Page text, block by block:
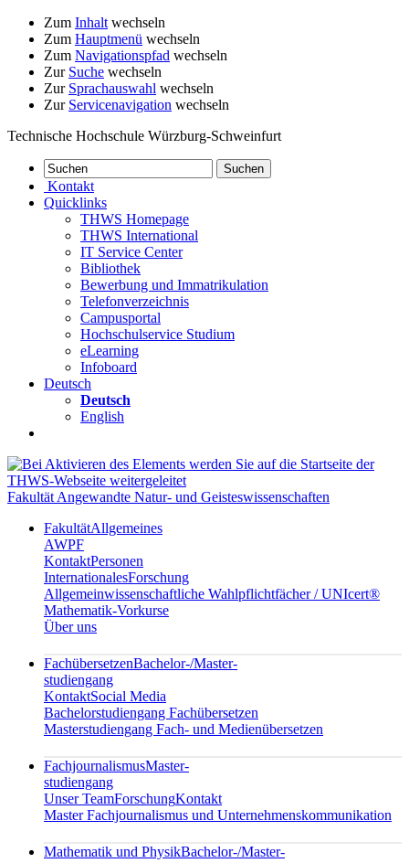
Zum Inhalt wechseln
Zum Hauptmenü wechseln
Zum Navigationspfad wechseln
Zur Suche wechseln
Zur Sprachauswahl wechseln
Zur Servicenavigation wechseln
Technische Hochschule Würzburg-Schweinfurt
Kontakt
Quicklinks
THWS Homepage
THWS International
IT Service Center
Bibliothek
Bewerbung und Immatrikulation
Telefonverzeichnis
Campusportal
Hochschulservice Studium
eLearning
Infoboard
Deutsch
Deutsch
English
Fakultät Angewandte Natur- und Geisteswissenschaften
FakultätAllgemeines
AWPF
KontaktPersonen
InternationalesForschung
Allgemeinwissenschaftliche Wahlpflichtfächer / UNIcert®
Mathematik-Vorkurse
Über uns
FachübersetzenBachelor-/Master-
studiengang
KontaktSocial Media
Bachelorstudiengang Fachübersetzen
Masterstudiengang Fach- und Medienübersetzen
FachjournalismusMaster-
studiengang
Unser TeamForschungKontakt
Master Fachjournalismus und Unternehmenskommunikation
Mathematik und PhysikBachelor-/Master-